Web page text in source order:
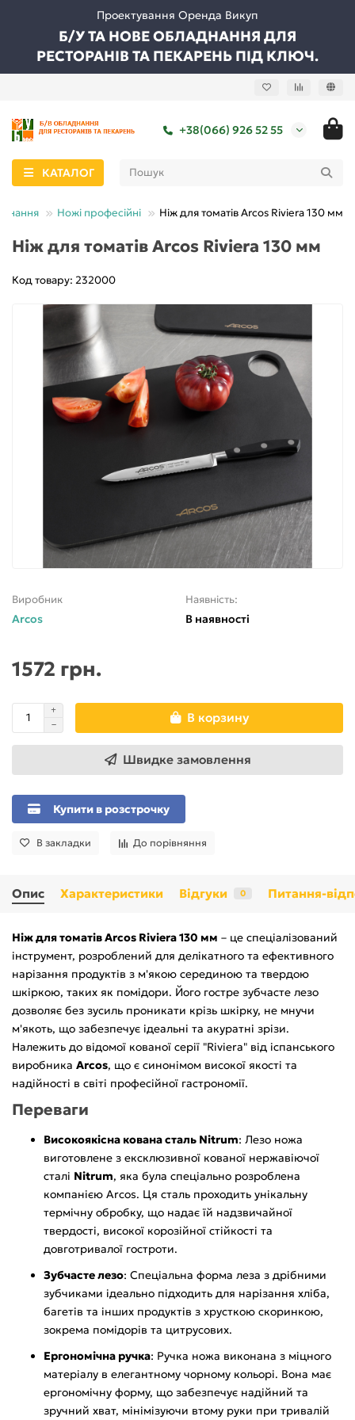
Проектування Оренда Викуп
Б/У ТА НОВЕ ОБЛАДНАННЯ ДЛЯ
РЕСТОРАНІВ ТА ПЕКАРЕНЬ ПІД КЛЮЧ.
+38(066) 926 52 55
КАТАЛОГ
Ножі професійні Ніж для томатів Arcos Riviera 130 мм
Ніж для томатів Arcos Riviera 130 мм
Код товару: 232000
Виробник
Arcos
Наявність:
В наявності
1572 грн.
В корзину
Швидке замовлення
Купити в розстрочку
В закладки До порівняння
Опис Характеристики Відгуки 0 Питання-
Ніж для томатів Arcos Riviera 130 мм – це спеціалізований
інструмент, розроблений для делікатного та ефективного
нарізання продуктів з м'якою серединою та твердою
шкіркою, таких як помідори. Його гостре зубчасте лезо
дозволяє без зусиль проникати крізь шкірку, не мнучи
м'якоть, що забезпечує ідеальні та акуратні зрізи.
Належить до відомої кованої серії "Riviera" від іспанського
виробника Arcos, що є синонімом високої якості та
надійності в світі професійної гастрономії.
Переваги
Високоякісна кована сталь Nitrum: Лезо ножа
виготовлене з ексклюзивної кованої нержавіючої
сталі Nitrum, яка була спеціально розроблена
компанією Arcos. Ця сталь проходить унікальну
термічну обробку, що надає їй надзвичайної
твердості, високої корозійної стійкості та
довготривалої гостроти.
Зубчасте лезо: Спеціальна форма леза з дрібними
зубчиками ідеально підходить для нарізання хліба,
багетів та інших продуктів з хрусткою скоринкою,
зокрема помідорів та цитрусових.
Ергономічна ручка: Ручка ножа виконана з міцного
матеріалу в елегантному чорному кольорі. Вона має
ергономічну форму, що забезпечує надійний та
зручний хват, мінімізуючи втому руки при тривалій